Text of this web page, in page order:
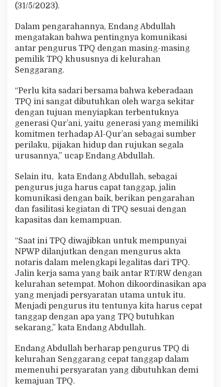
e
m
e
u
P
e
s
y
a
r
a
t
n
(31/5/2023).
Dalam pengarahannya, Endang Abdullah
mengatakan bahwa pentingnya komunikasi
antar pengurus TPQ dengan masing-masing
pemilik TPQ khususnya di kelurahan
Senggarang.
“Perlu kita sadari bersama bahwa keberadaan
TPQ ini sangat dibutuhkan oleh warga sekitar
dengan tujuan menyiapkan terbentuknya
generasi Qur’ani, yaitu generasi yang memiliki
komitmen terhadap Al-Qur’an sebagai sumber
perilaku, pijakan hidup dan rujukan segala
urusannya,” ucap Endang Abdullah.
Selain itu, kata Endang Abdullah, sebagai
pengurus juga harus capat tanggap, jalin
komunikasi dengan baik, berikan pengarahan
dan fasilitasi kegiatan di TPQ sesuai dengan
kapasitas dan kemampuan.
“Saat ini TPQ diwajibkan untuk mempunyai
NPWP dilanjutkan dengan mengurus akta
notaris dalam melengkapi legalitas dari TPQ.
Jalin kerja sama yang baik antar RT/RW dengan
kelurahan setempat. Mohon dikoordinasikan apa
yang menjadi persyaratan utama untuk itu.
Menjadi pengurus itu tentunya kita harus cepat
tanggap dengan apa yang TPQ butuhkan
sekarang,” kata Endang Abdullah.
Endang Abdullah berharap pengurus TPQ di
kelurahan Senggarang cepat tanggap dalam
memenuhi persyaratan yang dibutuhkan demi
kemajuan TPQ.